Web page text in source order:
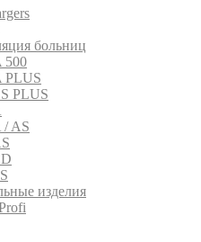
больниц
500
PLUS
PLUS
/ AS
изделия